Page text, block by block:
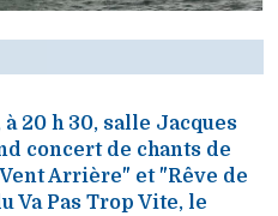
20 h 30, salle Jacques
concert de chants de
Arrière" et "Rêve de
Va Pas Trop Vite, le